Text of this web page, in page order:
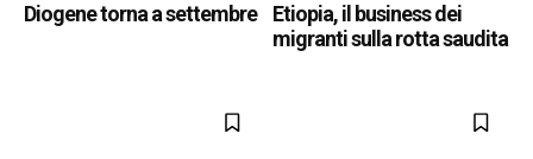
Diogene torna a settembre
Etiopia, il business dei
migranti sulla rotta saudita